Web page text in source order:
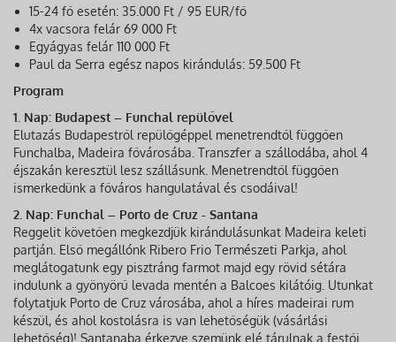
15-24 fő esetén: 35.000 Ft / 95 EUR/fő
4x vacsora felár 69 000 Ft
Egyágyas felár 110 000 Ft
Paul da Serra egész napos kirándulás: 59.500 Ft
Program
1. Nap: Budapest – Funchal repülővel
Elutazás Budapestről repülőgéppel menetrendtől függően
Funchalba, Madeira fővárosába. Transzfer a szállodába, ahol 4
éjszakán keresztül lesz szállásunk. Menetrendtől függően
ismerkedünk a főváros hangulatával és csodáival!
2. Nap: Funchal – Porto de Cruz - Santana
Reggelit követően megkezdjük kirándulásunkat Madeira keleti
partján. Első megállónk Ribero Frio Természeti Parkja, ahol
meglátogatunk egy pisztráng farmot majd egy rövid sétára
indulunk a gyönyörű levada mentén a Balcoes kilátóig. Utunkat
folytatjuk Porto de Cruz városába, ahol a híres madeirai rum
készül, és ahol kostolásra is van lehetőségük (vásárlási
lehetőség)! Santanaba érkezve szemünk elé tárulnak a festői